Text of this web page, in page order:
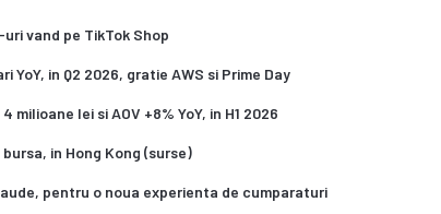
vand pe TikTok Shop
YoY, in Q2 2026, gratie AWS si Prime Day
lei si AOV +8% YoY, in H1 2026
in Hong Kong (surse)
pentru o noua experienta de cumparaturi